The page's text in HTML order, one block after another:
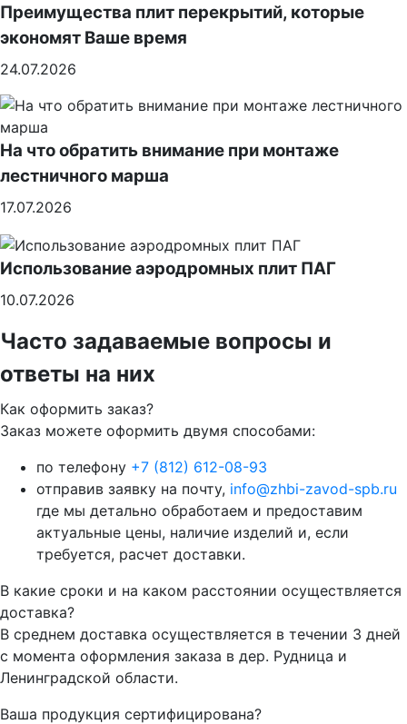
Преимущества плит перекрытий, которые
экономят Ваше время
24.07.2026
На что обратить внимание при монтаже
лестничного марша
17.07.2026
Использование аэродромных плит ПАГ
10.07.2026
Часто задаваемые вопросы и
ответы на них
Как оформить заказ?
Заказ можете оформить двумя способами:
по телефону +7 (812) 612-08-93
отправив заявку на почту, info@zhbi-zavod-spb.ru
где мы детально обработаем и предоставим
актуальные цены, наличие изделий и, если
требуется, расчет доставки.
В какие сроки и на каком расстоянии осуществляется
доставка?
В среднем доставка осуществляется в течении 3 дней
с момента оформления заказа в дер. Рудница и
Ленинградской области.
Ваша продукция сертифицирована?